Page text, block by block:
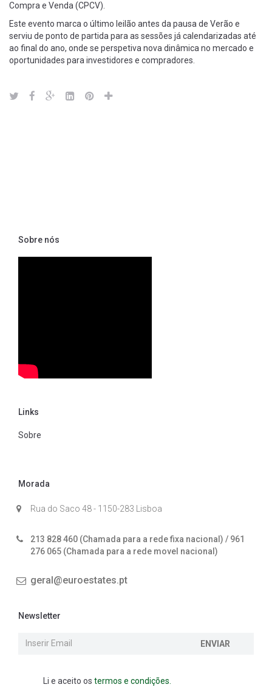
Compra e Venda (CPCV).
Este evento marca o último leilão antes da pausa de Verão e
serviu de ponto de partida para as sessões já calendarizadas até
ao final do ano, onde se perspetiva nova dinâmica no mercado e
oportunidades para investidores e compradores.
Sobre nós
Links
Sobre
Morada
Rua do Saco 48 - 1150-283 Lisboa
213 828 460 (Chamada para a rede fixa nacional) / 961
276 065 (Chamada para a rede movel nacional)
geral@euroestates.pt
Newsletter
ENVIAR
Li e aceito os termos e condições.